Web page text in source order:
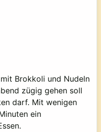
mit Brokkoli und Nudeln
zügig gehen soll
darf. Mit wenigen
ein